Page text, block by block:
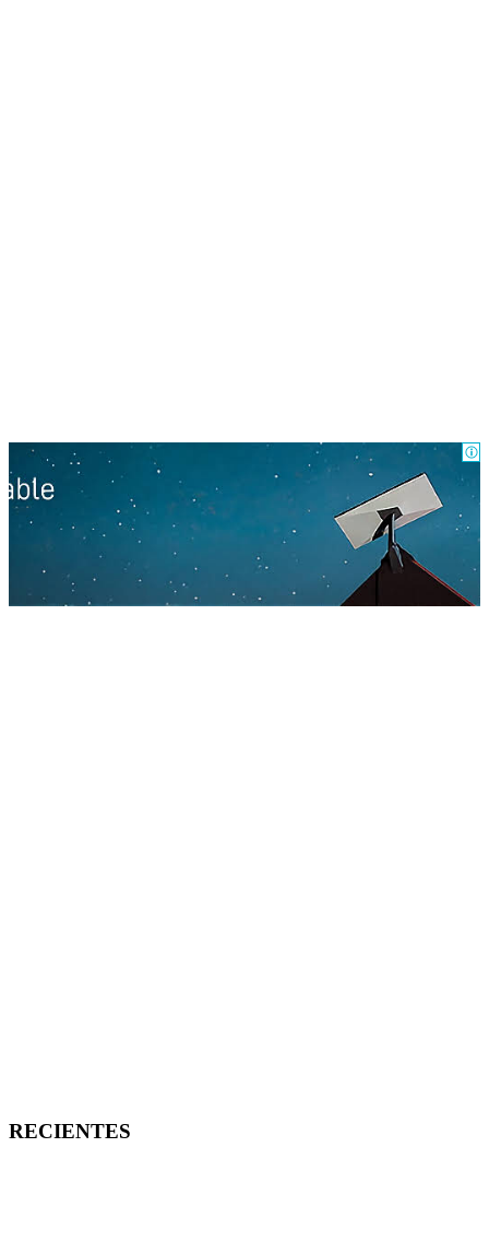
RECIENTES